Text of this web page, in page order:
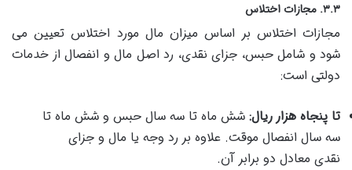
۳.۳. مجازات اختلاس
مجازات اختلاس بر اساس میزان مال مورد اختلاس تعیین می
شود و شامل حبس، جزای نقدی، رد اصل مال و انفصال از خدمات
دولتی است:
تا پنجاه هزار ریال: شش ماه تا سه سال حبس و شش ماه تا
سه سال انفصال موقت. علاوه بر رد وجه یا مال و جزای
نقدی معادل دو برابر آن.